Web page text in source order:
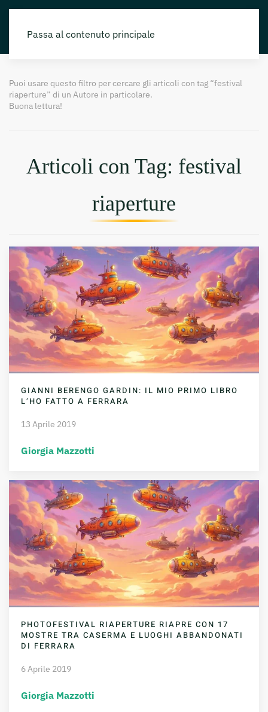
Passa al contenuto principale
Puoi usare questo filtro per cercare gli articoli con tag “festival
riaperture” di un Autore in particolare.
Buona lettura!
Articoli con Tag: festival
riaperture
GIANNI BERENGO GARDIN: IL MIO PRIMO LIBRO
L’HO FATTO A FERRARA
13 Aprile 2019
Giorgia Mazzotti
PHOTOFESTIVAL RIAPERTURE RIAPRE CON 17
MOSTRE TRA CASERMA E LUOGHI ABBANDONATI
DI FERRARA
6 Aprile 2019
Giorgia Mazzotti